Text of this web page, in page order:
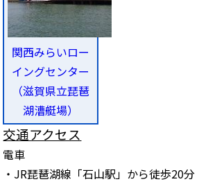
関西みらいロー
イングセンター
（滋賀県立琵琶
湖漕艇場）
交通アクセス
電車
・JR琵琶湖線「石山駅」から徒歩20分